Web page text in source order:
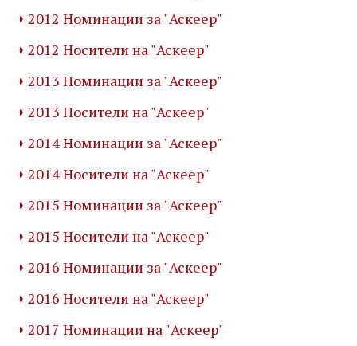
2012 Номинации за "Аскеер"
2012 Носители на "Аскеер"
2013 Номинации за "Аскеер"
2013 Носители на "Аскеер"
2014 Номинации за "Аскеер"
2014 Носители на "Аскеер"
2015 Номинации за "Аскеер"
2015 Носители на "Аскеер"
2016 Номинации за "Аскеер"
2016 Носители на "Аскеер"
2017 Номинации на "Аскеер"